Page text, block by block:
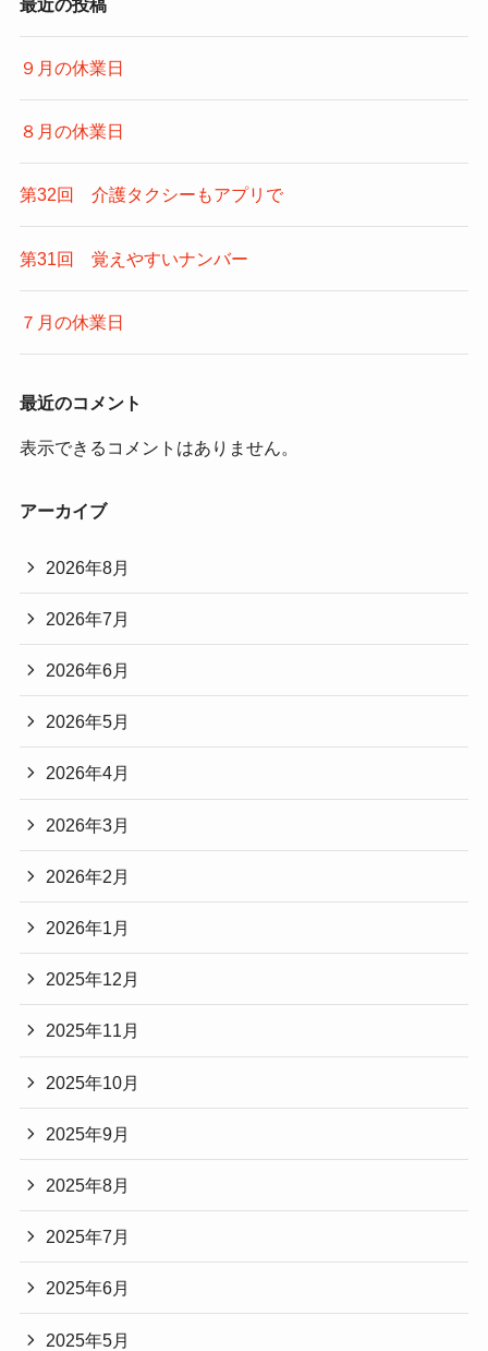
９月の休業日
８月の休業日
第32回 介護タクシーもアプリで
第31回 覚えやすいナンバー
７月の休業日
最近のコメント
表示できるコメントはありません。
アーカイブ
2026年8月
2026年7月
2026年6月
2026年5月
2026年4月
2026年3月
2026年2月
2026年1月
2025年12月
2025年11月
2025年10月
2025年9月
2025年8月
2025年7月
2025年6月
2025年5月